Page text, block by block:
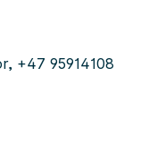
+47 95914108